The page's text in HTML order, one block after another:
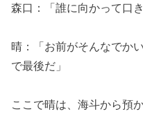
森口：「誰に向かって口
晴：「お前がそんなでか
で最後だ」
ここで晴は、海斗から預